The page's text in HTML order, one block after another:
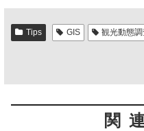
Tips GIS 観光動態調
関